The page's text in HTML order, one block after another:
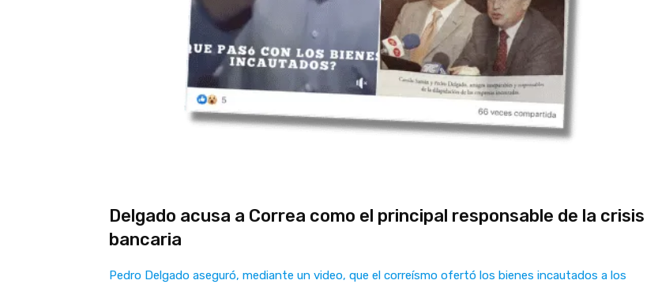
Delgado acusa a Correa como el principal responsable de la crisis
bancaria
Pedro Delgado aseguró, mediante un video, que el correísmo ofertó los bienes incautados a los